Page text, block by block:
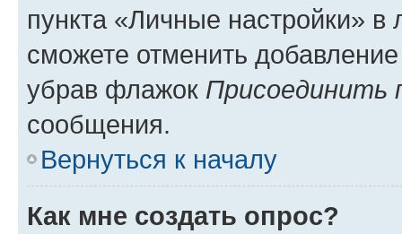
пункта «Личные настройки»
сможете отменить
убрав флажок Присоединить
сообщения.
Вернуться к началу
Как мне создать опрос?